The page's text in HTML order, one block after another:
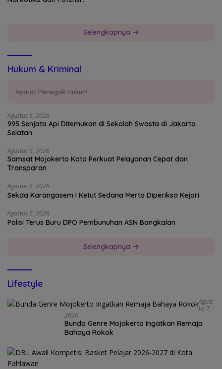
Selengkapnya
Hukum & Kriminal
Aparat Penegak Hukum
Agustus 6, 2026
995 Senjata Api Ditemukan di Sekolah Swasta di Jakarta
Selatan
Agustus 6, 2026
Samsat Mojokerto Kota Perkuat Pelayanan Cepat dan
Transparan
Agustus 6, 2026
Sekda Karangasem I Ketut Sedana Merta Diperiksa Kejari
Agustus 6, 2026
Polisi Terus Buru DPO Pembunuhan ASN Bangkalan
Selengkapnya
Lifestyle
Agust
Us 7,
2026
Bunda Genre Mojokerto Ingatkan Remaja
Bahaya Rokok